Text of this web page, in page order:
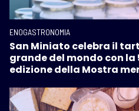
ENOGASTRONOMIA
San Miniato celebra il
grande del mondo con la
edizione della Mostra